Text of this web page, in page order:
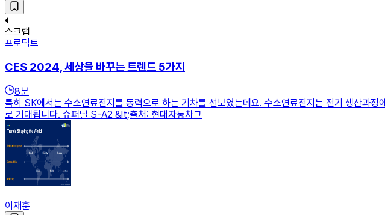
스크랩
프로덕트
CES 2024, 세상을 바꾸는 트렌드 5가지
8분
특히 SK에서는 수소연료전지를 동력으로 하는 기차를 선보였는데요. 수소연료전지는 전기 생산과
로 기대됩니다. 슈퍼널 S-A2 &lt;출처: 현대자동차그
이재훈